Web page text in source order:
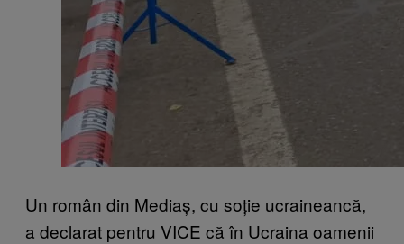
Un român din Mediaș, cu soție ucraineancă,
a declarat pentru VICE că în Ucraina oamenii